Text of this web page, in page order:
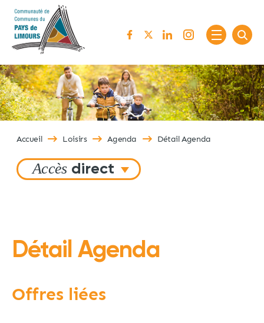
Passer au contenu
Accueil Loisirs Agenda Détail Agenda
Accès direct
Détail Agenda
Offres liées